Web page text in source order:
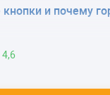
и почему
4,6